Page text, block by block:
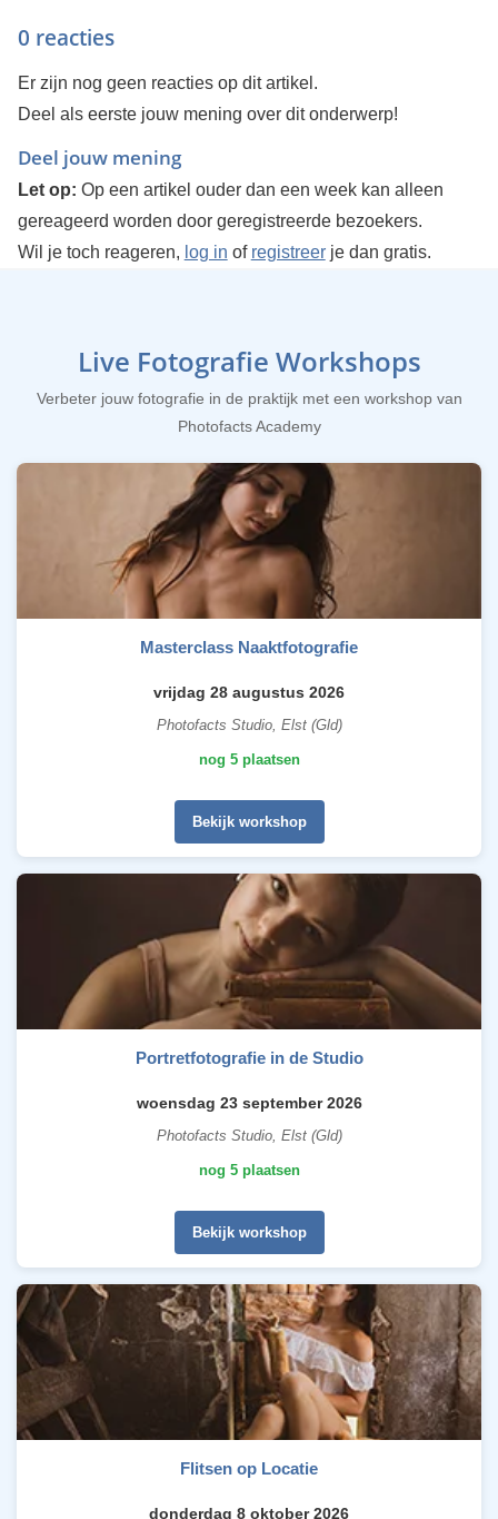
0 reacties
Er zijn nog geen reacties op dit artikel.
Deel als eerste jouw mening over dit onderwerp!
Deel jouw mening
Let op: Op een artikel ouder dan een week kan alleen
gereageerd worden door geregistreerde bezoekers.
Wil je toch reageren, log in of registreerje dan gratis.
Live Fotografie Workshops
Verbeter jouw fotografie in de praktijk met een workshop van
Photofacts Academy
Masterclass Naaktfotografie
vrijdag 28 augustus 2026
Photofacts Studio, Elst (Gld)
nog 5 plaatsen
Bekijk workshop
Portretfotografie in de Studio
woensdag 23 september 2026
Photofacts Studio, Elst (Gld)
nog 5 plaatsen
Bekijk workshop
Flitsen op Locatie
donderdag 8 oktober 2026